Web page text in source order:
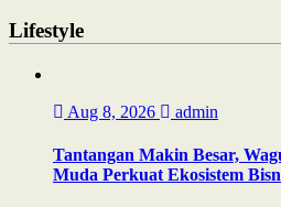
Lifestyle
Aug 8, 2026 admin
Tantangan Makin Besar,
Muda Perkuat Ekosistem